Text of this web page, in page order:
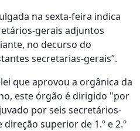
na sexta-feira indica
gerais adjuntos
no decurso do
secretarias-gerais”.
que aprovou a orgânica da
este órgão é dirigido "por
por seis secretários-
superior de 1.º e 2.º